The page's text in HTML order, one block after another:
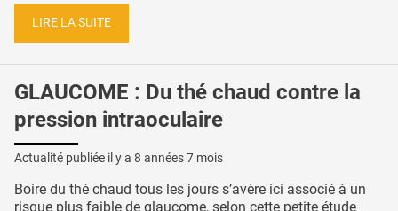
LIRE LA SUITE
GLAUCOME : Du thé chaud contre la
pression intraoculaire
Actualité publiée il y a 8 années 7 mois
Boire du thé chaud tous les jours s’avère ici associé à un
risque plus faible de glaucome, selon cette petite étude